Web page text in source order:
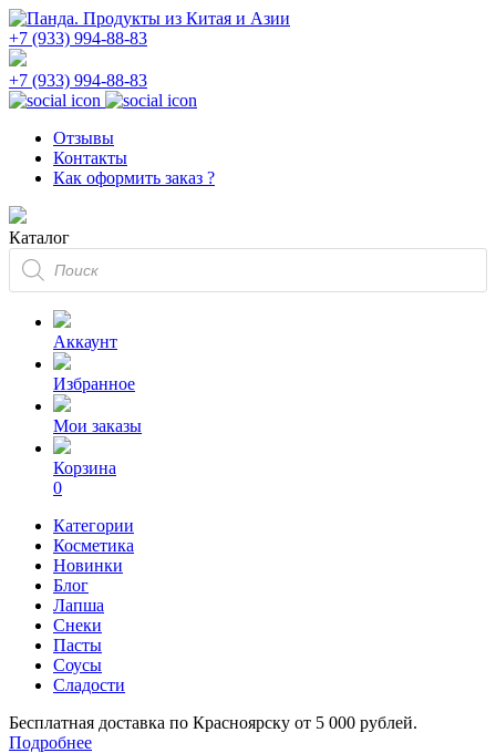
+7 (933) 994-88-83
+7 (933) 994-88-83
Отзывы
Контакты
Как оформить заказ ?
Каталог
Поиск
товаров
Аккаунт
Избранное
Мои заказы
Корзина
0
Категории
Косметика
Новинки
Блог
Лапша
Снеки
Пасты
Соусы
Сладости
Бесплатная доставка по Красноярску от 5 000 рублей.
Подробнее